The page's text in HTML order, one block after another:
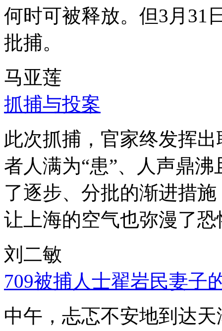
何时可被释放。但3月31
批捕。
马亚莲
抓捕与投案
此次抓捕，官家终发挥
者人满为“患”、人声鼎
了逐步、分批的渐进措
让上海的空气也弥漫了
刘二敏
709被捕人士翟岩民妻子
中午，忐忑不安地到达